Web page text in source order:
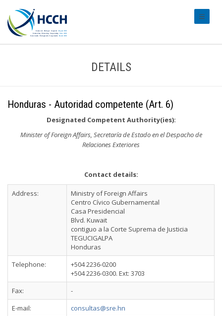
DETAILS
Honduras - Autoridad competente (Art. 6)
Designated Competent Authority(ies):
Minister of Foreign Affairs, Secretaría de Estado en el Despacho de
Relaciones Exteriores
Contact details:
Address:
Ministry of Foreign Affairs
Centro Cívico Gubernamental
Casa Presidencial
Blvd. Kuwait
contiguo a la Corte Suprema de Justicia
TEGUCIGALPA
Honduras
Telephone:
+504 2236-0200
+504 2236-0300. Ext: 3703
Fax:
-
E-mail:
consultas@sre.hn